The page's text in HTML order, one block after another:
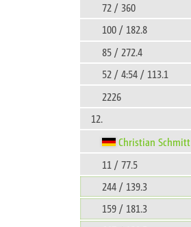
72 / 360
100 / 182.8
85 / 272.4
52 / 4:54 / 113.1
2226
12.
Christian Schmitt
11 / 77.5
244 / 139.3
159 / 181.3